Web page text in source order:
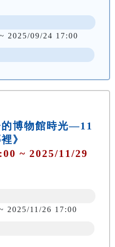
2025/09/24 17:00
的博物館時光—11
》
~ 2025/11/29
2025/11/26 17:00